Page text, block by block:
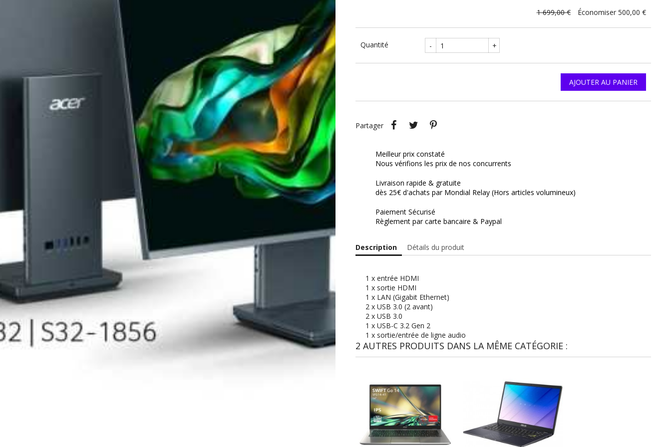
1 699,00 € Économiser 500,00 €
Quantité - +
AJOUTER AU PANIER
Partager
PartagerTweet
Meilleur prix constaté
Nous vérifions les prix de nos concurrents
Livraison rapide & gratuite
dès 25€ d'achats par Mondial Relay (Hors articles volumineux)
Paiement Sécurisé
Règlement par carte bancaire & Paypal
Description Détails du produit
1 x entrée HDMI
1 x sortie HDMI
1 x LAN (Gigabit Ethernet)
2 x USB 3.0 (2 avant)
2 x USB 3.0
1 x USB-C 3.2 Gen 2
1 x sortie/entrée de ligne audio
2 AUTRES PRODUITS DANS LA MÊME CATÉGORIE :